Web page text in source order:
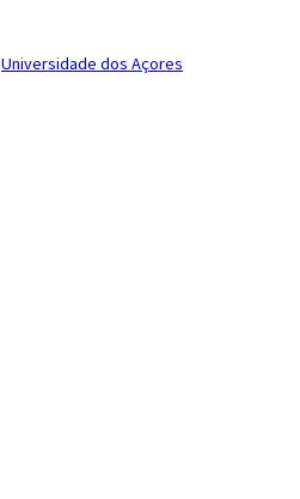
Universidade dos Açores